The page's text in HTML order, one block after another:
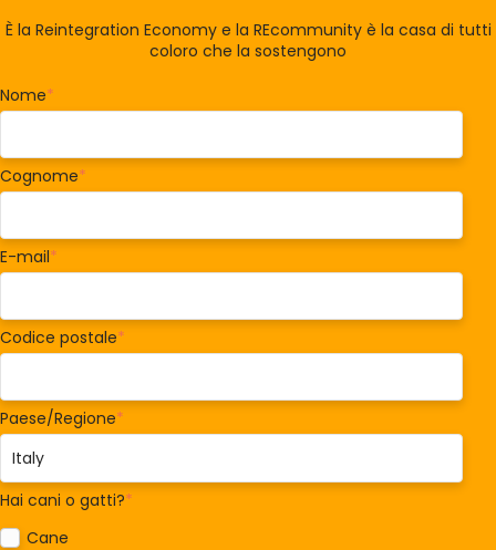
È la Reintegration Economy e la REcommunity è la casa di tutti
coloro che la sostengono
Nome*
Cognome*
E-mail*
Codice postale*
Paese/Regione*
Hai cani o gatti?*
Cane